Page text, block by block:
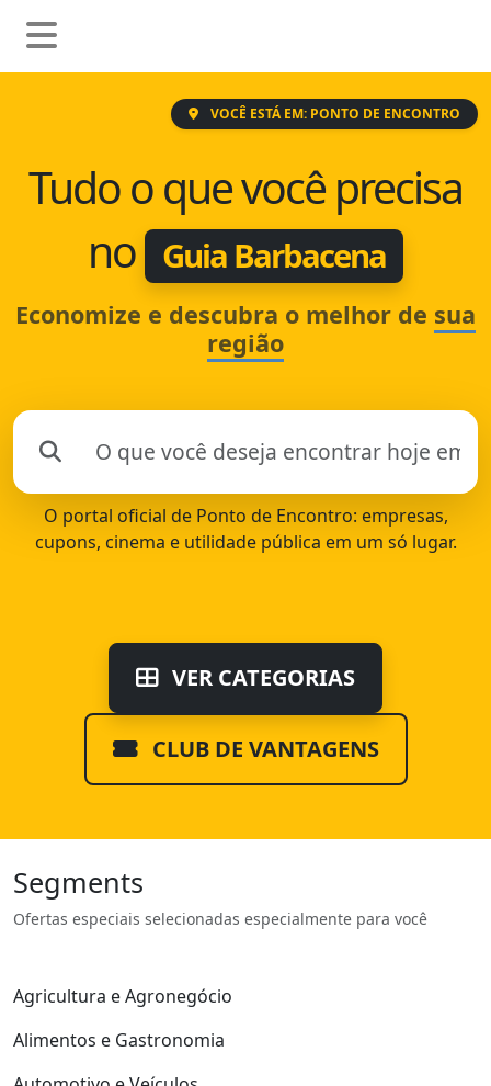
VOCÊ ESTÁ EM: PONTO DE ENCONTRO
Tudo o que você precisa
no
Guia Barbacena
Economize e descubra o melhor de sua
região
O portal oficial de Ponto de Encontro: empresas,
cupons, cinema e utilidade pública em um só lugar.
VER CATEGORIAS
CLUB DE VANTAGENS
Segments
Ofertas especiais selecionadas especialmente para você
Agricultura e Agronegócio
Alimentos e Gastronomia